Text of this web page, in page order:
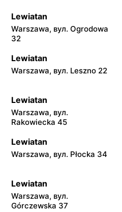
Lewiatan
Warszawa, вул. Ogrodowa
32
Lewiatan
Warszawa, вул. Leszno 22
Lewiatan
Warszawa, вул.
Rakowiecka 45
Lewiatan
Warszawa, вул. Płocka 34
Lewiatan
Warszawa, вул.
Górczewska 37